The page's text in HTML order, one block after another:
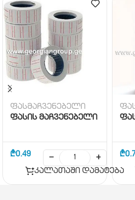
ფასმაჩვენებელი
ფასის მაჩვენებელი
₾0.49 −
+
კალათაში დამატება
₾